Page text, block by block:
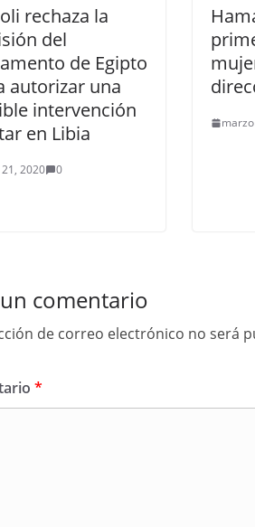
rechaza la
del
de Egipto
autorizar una
intervención
en Libia
2020 0
comentario
de correo electrónico no será
*